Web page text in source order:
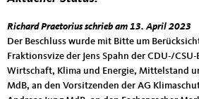
Der Beschluss wurde mit Bitte
Richard Praetorius schrieb am 13. April 2023
Der Beschluss wurde mit Bitte um
Fraktionsvize der Jens Spahn der CDU-/
Wirtschaft, Klima und Energie, Mittelstand
MdB, an den Vorsitzenden der AG